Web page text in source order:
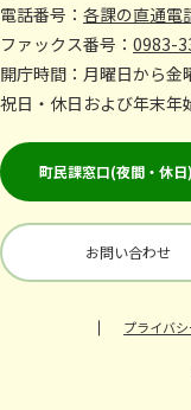
電話番号： 各課の直通電
ファックス番号： 0983-
開庁時間：月曜日から
祝日・休日および年末年
町民課窓口(夜間・休日)
お問い合わせ
プライバ